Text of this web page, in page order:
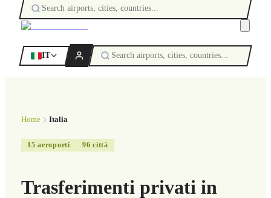
IT
Home Italia
15 aeroporti 96 città
Trasferimenti privati in